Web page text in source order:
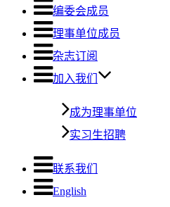
编委会成员
理事单位成员
杂志订阅
加入我们
成为理事单位
实习生招聘
联系我们
English